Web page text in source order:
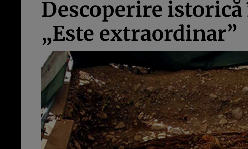
Descoperire
„Este extraordinar”